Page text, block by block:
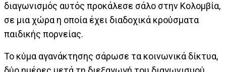
διαγωνισμός αυτός προκάλεσε σάλο στην Κολομβία,
σε μια χώρα η οποία έχει διαδοχικά κρούσματα
παιδικής πορνείας.
Το κύμα αγανάκτησης σάρωσε τα κοινωνικά δίκτυα,